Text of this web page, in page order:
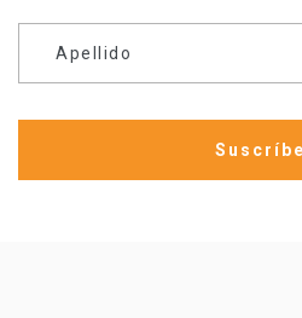
Apellido